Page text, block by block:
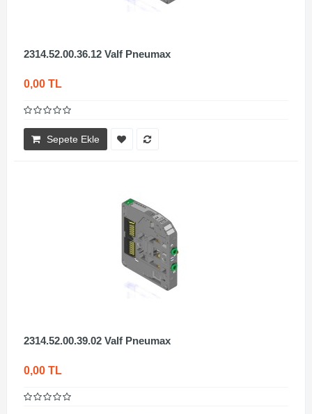
2314.52.00.36.12 Valf Pneumax
0,00 TL
Sepete Ekle
2314.52.00.39.02 Valf Pneumax
0,00 TL